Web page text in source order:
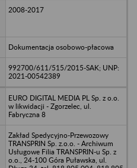
2008-2017
Dokumentacja osobowo-płacowa
992700/611/515/2015-SAK; UNP:
2021-00542389
EURO DIGITAL MEDIA PL Sp. z o.o.
w likwidacji - Zgorzelec, ul.
Fabryczna 8
Zakład Spedycyjno-Przewozowy
TRANSPRIN Sp. z.o.o. - Archiwum
Usługowe Filia TRANSPRIN-u Sp. z
o.o., 24-100 Góra Puławska, ul.